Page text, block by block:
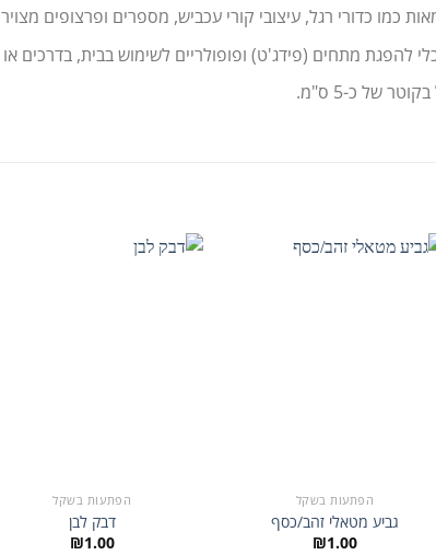
כמו כדורי רגל, עיצובי קורי עכביש, מספרים ופרצופים
להפגת מתחים (פידג'ט) ופופולריים לשימוש בבית, בדרכים
של כ-5 ס"מ.
הפתעות בשקל
גביע מטאלי זהב/כסף
₪1.00
הפתעות בשקל
דבק לבן
₪1.00